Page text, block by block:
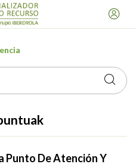
Punto De Atención Y